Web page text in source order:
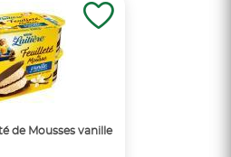
de Mousses vanille